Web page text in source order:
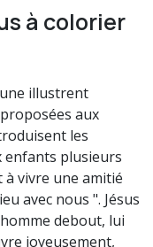
à colorier
illustrent
aux
les
enfants plusieurs
vivre une amitié
avec nous ". Jésus
debout, lui
joyeusement,